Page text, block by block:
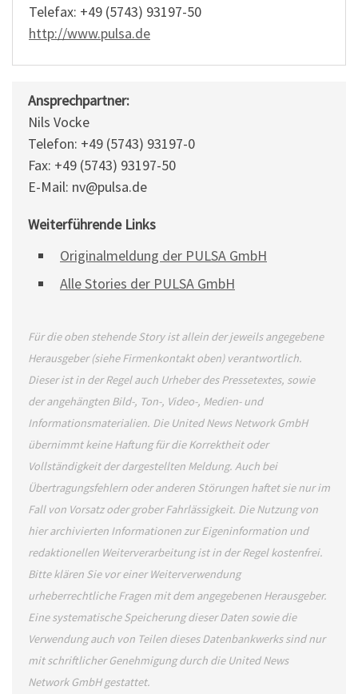
Telefax: +49 (5743) 93197-50
http://www.pulsa.de
Ansprechpartner:
Nils Vocke
Telefon: +49 (5743) 93197-0
Fax: +49 (5743) 93197-50
E-Mail: nv@pulsa.de
Weiterführende Links
Originalmeldung der PULSA GmbH
Alle Stories der PULSA GmbH
Für die oben stehende Story ist allein der jeweils angegebene
Herausgeber (siehe Firmenkontakt oben) verantwortlich.
Dieser ist in der Regel auch Urheber des Pressetextes, sowie
der angehängten Bild-, Ton-, Video-, Medien- und
Informationsmaterialien. Die United News Network GmbH
übernimmt keine Haftung für die Korrektheit oder
Vollständigkeit der dargestellten Meldung. Auch bei
Übertragungsfehlern oder anderen Störungen haftet sie nur im
Fall von Vorsatz oder grober Fahrlässigkeit. Die Nutzung von
hier archivierten Informationen zur Eigeninformation und
redaktionellen Weiterverarbeitung ist in der Regel kostenfrei.
Bitte klären Sie vor einer Weiterverwendung
urheberrechtliche Fragen mit dem angegebenen Herausgeber.
Eine systematische Speicherung dieser Daten sowie die
Verwendung auch von Teilen dieses Datenbankwerks sind nur
mit schriftlicher Genehmigung durch die United News
Network GmbH gestattet.